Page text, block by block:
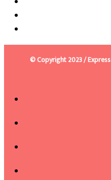
© Copyright 2023 / Express